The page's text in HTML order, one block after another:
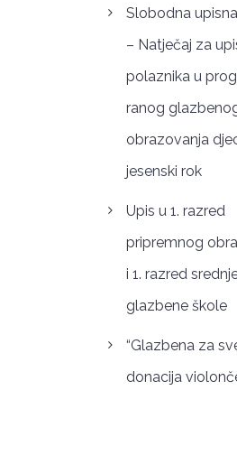
Slobodna
– Natječaj za
polaznika u
ranog
obrazovanja
jesenski rok
Upis u 1. razred
pripremnog
i 1. razred
glazbene škole
“Glazbena za
donacija